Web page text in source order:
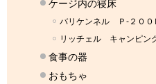
ケージ内の寝床
バリケンネル Ｐ‐２００
リッチェル キャンピン
食事の器
おもちゃ